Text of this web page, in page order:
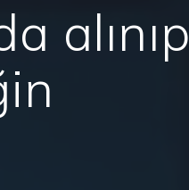
alınıp